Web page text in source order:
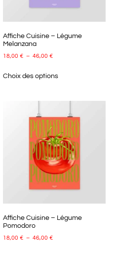
Affiche Cuisine – Légume
Melanzana
18,00 € – 46,00 €
Choix des options
Affiche Cuisine – Légume
Pomodoro
18,00 € – 46,00 €